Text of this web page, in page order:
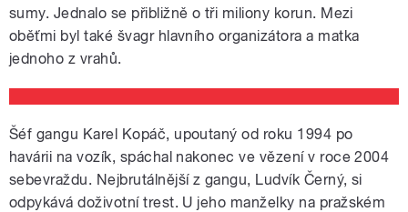
pause
sumy. Jednalo se přibližně o tři miliony korun. Mezi
oběťmi byl také švagr hlavního organizátora a matka
jednoho z vrahů.
Šéf gangu Karel Kopáč, upoutaný od roku 1994 po
havárii na vozík, spáchal nakonec ve vězení v roce 2004
sebevraždu. Nejbrutálnější z gangu, Ludvík Černý, si
odpykává doživotní trest. U jeho manželky na pražském